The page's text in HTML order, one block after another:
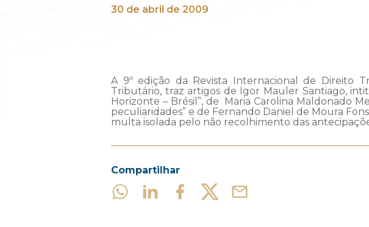
30 de abril de 2009
A 9º edição da Revista Internacional de Direito
Tributário, traz artigos de Igor Mauler Santiago,
Horizonte – Brésil”, de Maria Carolina Maldonado
peculiaridades” e de Fernando Daniel de Moura
multa isolada pelo não recolhimento das
Compartilhar